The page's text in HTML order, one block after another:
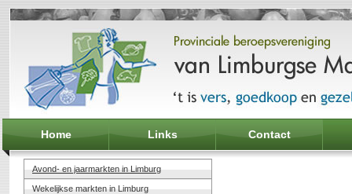
Home Links Contact
Avond- en jaarmarkten in Limburg
Wekelijkse markten in Limburg